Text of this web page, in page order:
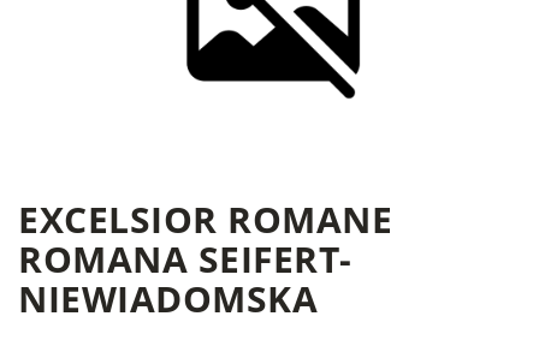
EXCELSIOR ROMANE
ROMANA SEIFERT-
NIEWIADOMSKA